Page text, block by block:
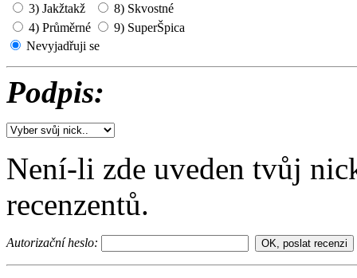
3) Jakžtakž
8) Skvostné
4) Průměrné
9) SuperŠpica
Nevyjadřuji se
Podpis:
Není-li zde uveden tvůj
recenzentů.
Autorizační heslo: